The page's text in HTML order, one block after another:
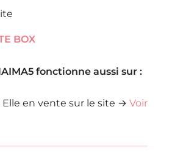
BOX
fonctionne aussi sur :
Elle en vente sur le site → Voir